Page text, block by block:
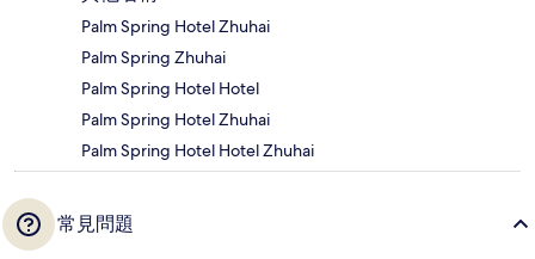
Palm Spring Hotel Zhuhai
Palm Spring Zhuhai
Palm Spring Hotel Hotel
Palm Spring Hotel Zhuhai
Palm Spring Hotel Hotel Zhuhai
常見問題